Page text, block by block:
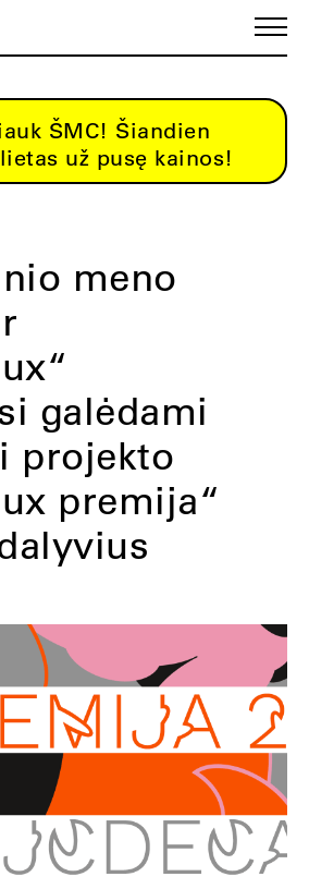
ŠMC! Šiandien
už pusę kainos!
meno
galėdami
projekto
premija“